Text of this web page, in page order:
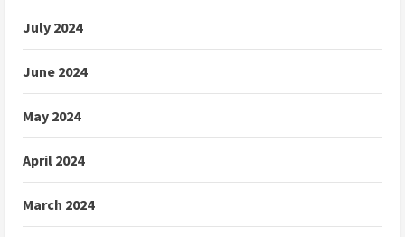
July 2024
June 2024
May 2024
April 2024
March 2024